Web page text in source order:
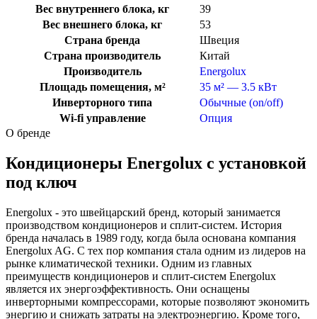
Вес внутреннего блока, кг
39
Вес внешнего блока, кг
53
Страна бренда
Швеция
Страна производитель
Китай
Производитель
Energolux
Площадь помещения, м²
35 м² — 3.5 кВт
Инверторного типа
Обычные (on/off)
Wi-fi управление
Опция
О бренде
Кондиционеры Energolux с установкой
под ключ
Energolux - это швейцарский бренд, который занимается
производством кондиционеров и сплит-систем. История
бренда началась в 1989 году, когда была основана компания
Energolux AG. С тех пор компания стала одним из лидеров на
рынке климатической техники. Одним из главных
преимуществ кондиционеров и сплит-систем Energolux
является их энергоэффективность. Они оснащены
инверторными компрессорами, которые позволяют экономить
энергию и снижать затраты на электроэнергию. Кроме того,